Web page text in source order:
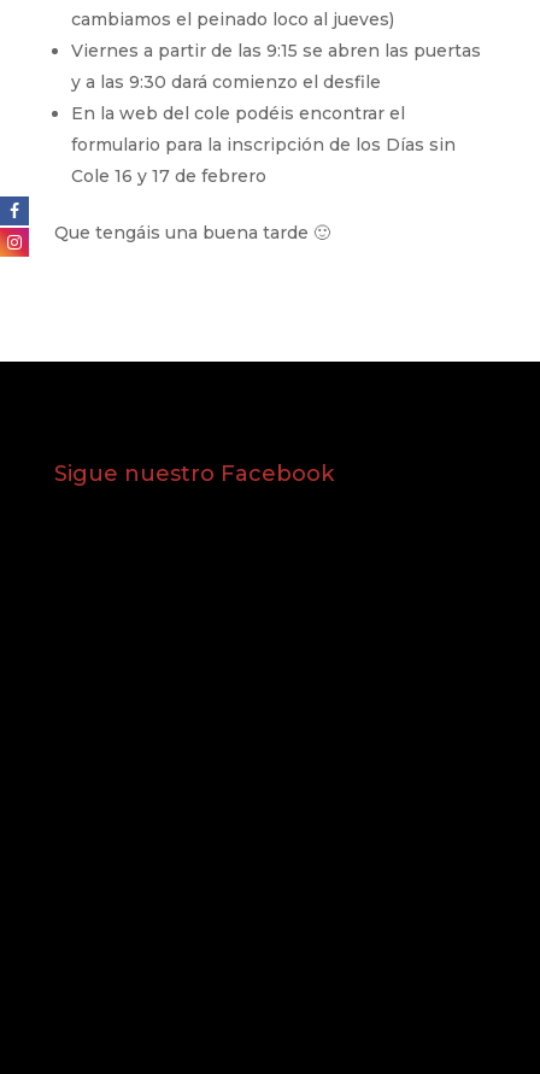
cambiamos el peinado loco al jueves)
Viernes a partir de las 9:15 se abren las puertas
y a las 9:30 dará comienzo el desfile
En la web del cole podéis encontrar el
formulario para la inscripción de los Días sin
Cole 16 y 17 de febrero
Que tengáis una buena tarde 🙂
Sigue nuestro Facebook